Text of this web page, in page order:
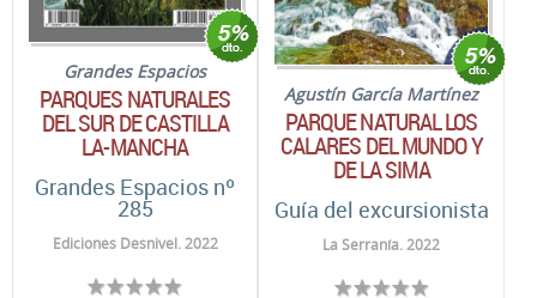
Grandes Espacios
PARQUES NATURALES
DEL SUR DE CASTILLA
LA-MANCHA
Grandes Espacios nº
285
Ediciones Desnivel. 2022
Agustín García Martínez
PARQUE NATURAL LOS
CALARES DEL MUNDO Y
DE LA SIMA
Guía del excursionista
La Serranía. 2022